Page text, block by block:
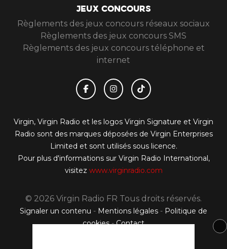
JEUX CONCOURS
Règlements des jeux concours réseaux sociaux
Règlements des jeux concours SMS
Règlements des jeux concours téléphone et
internet
Virgin, Virgin Radio et les logos Virgin Signature et Virgin
Radio sont des marques déposées de Virgin Enterprises
Limited et sont utilisés sous licence.
Pour plus d'informations sur Virgin Radio International,
visitez www.virginradio.com
© 2026 Virgin Radio FR Tous droits réservés.
Signaler un contenu - Mentions légales - Politique de
cookies-Contact